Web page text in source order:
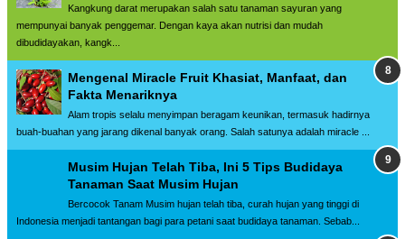
Kangkung darat merupakan salah satu tanaman sayuran yang
mempunyai banyak penggemar. Dengan kaya akan nutrisi dan mudah
dibudidayakan, kangk...
Mengenal Miracle Fruit Khasiat, Manfaat, dan
Fakta Menariknya
Alam tropis selalu menyimpan beragam keunikan, termasuk hadirnya
buah-buahan yang jarang dikenal banyak orang. Salah satunya adalah miracle ...
Musim Hujan Telah Tiba, Ini 5 Tips Budidaya
Tanaman Saat Musim Hujan
Bercocok Tanam Musim hujan telah tiba, curah hujan yang tinggi di
Indonesia menjadi tantangan bagi para petani saat budidaya tanaman. Sebab...